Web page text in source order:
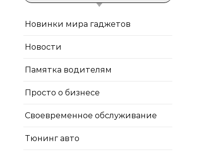
Новинки мира гаджетов
Новости
Памятка водителям
Просто о бизнесе
Своевременное обслуживание
Тюнинг авто